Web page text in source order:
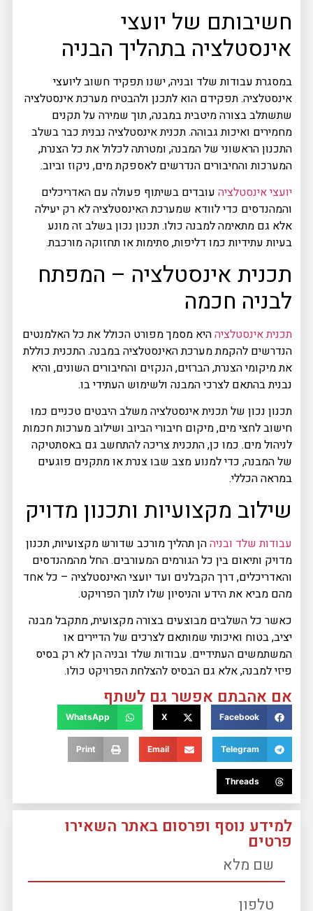
חשיבותם של יועצי
אינסטלציה בתהליך הבניה
במסגרת עבודות שלד ובניה, ישנו תפקיד חשוב ליועצי
אינסטלציה. תפקידם הוא לתכנן ולהבטיח מערכת אינסטלציה
שתשתלב בצורה מיטבית במבנה, תוך שמירה על תקנים
מחמירים ואיכות גבוהה. תכנית אינסטלציה נבנית כבר בשלב
התכנון הראשוני של המבנה, ומטרתה לכלול את כל הצנרת,
המערכות והחיבורים הנדרשים לאספקת מים, ניקוז וביוב.
יועצי אינסטלציה עובדים בשיתוף פעולה עם האדריכלים
והמהנדסים כדי לוודא שמערכת האינסטלציה לא רק יעילה
אלא גם מתאימה למבנה כולו. תכנון נכון בשלב זה מונע
בעיות עתידיות כמו דליפות, סתימות או תחזוקה מורכבת.
תכנית אינסטלציה – המפתח
לבניה חכמה
תכנית אינסטלציההיא מסמך מפורט הכולל את כל האלמנטים
הנדרשים להקמת מערכת האינסטלציה במבנה. התכנית כוללת
את מיקומי הצנרת, הברזים, הנקזים והחיבורים השונים, והיא
נבנית בהתאם לצרכי המבנה ולשימוש העתידי בו.
תכנון נכון של תכנית אינסטלציה משלב היבטים טכניים כמו
חישוב לחצי מים, מיקום חיבורי הביוב ושילוב מערכות חכמות
לניהול מים. כמו כן, התכנית צריכה להתחשב גם באסתטיקה
של המבנה, כדי למנוע מצב שבו צנרת או מתקנים פוגעים
במראה הכללי.
שילוב מקצועיות ותכנון מדויק
עבודות שלד ובניההן תהליך מורכב שדורש מקצועיות, תכנון
מדויק ותיאום בין כל הגורמים המעורבים. החל מהמהנדסים
והאדריכלים, דרך הקבלנים ועד יועצי האינסטלציה – כל אחד
מהם מביא את הידע והניסיון שלו לתוך הפרויקט.
כאשר כל השלבים מבוצעים בצורה מקצועית, מתקבל מבנה
יציב, בטוח ואיכותי שמותאם לצרכים של הדיירים או
המשתמשים העתידיים. עבודות שלד ובניה הן לא רק בסיס
פיזי למבנה, אלא גם הבסיס להצלחת הפרויקט כולו.
אם אהבתם אפשר גם לשתף
Facebook
X
WhatsApp
Telegram
Email
Print
Threads
למידע נוסף ופרסום באתר השאירו
פרטים